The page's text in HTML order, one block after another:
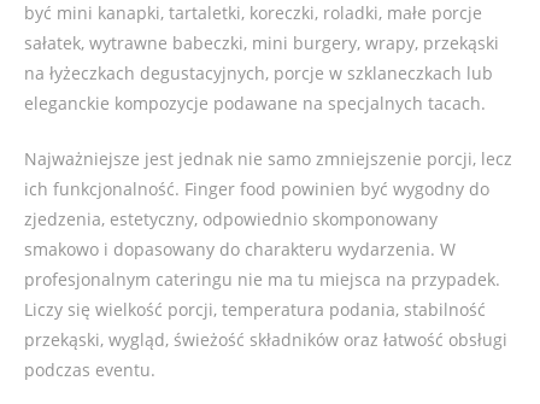
być mini kanapki, tartaletki, koreczki, roladki, małe porcje
sałatek, wytrawne babeczki, mini burgery, wrapy, przekąski
na łyżeczkach degustacyjnych, porcje w szklaneczkach lub
eleganckie kompozycje podawane na specjalnych tacach.
Najważniejsze jest jednak nie samo zmniejszenie porcji, lecz
ich funkcjonalność. Finger food powinien być wygodny do
zjedzenia, estetyczny, odpowiednio skomponowany
smakowo i dopasowany do charakteru wydarzenia. W
profesjonalnym cateringu nie ma tu miejsca na przypadek.
Liczy się wielkość porcji, temperatura podania, stabilność
przekąski, wygląd, świeżość składników oraz łatwość obsługi
podczas eventu.